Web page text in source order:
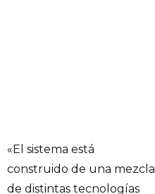
«El sistema está
construido de una mezcla
de distintas tecnologías